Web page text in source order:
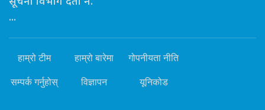
...
हाम्रो टीम हाम्रो बारेमा गोपनीयता नीति
सम्पर्क गर्नुहोस् विज्ञापन यूनिकोड